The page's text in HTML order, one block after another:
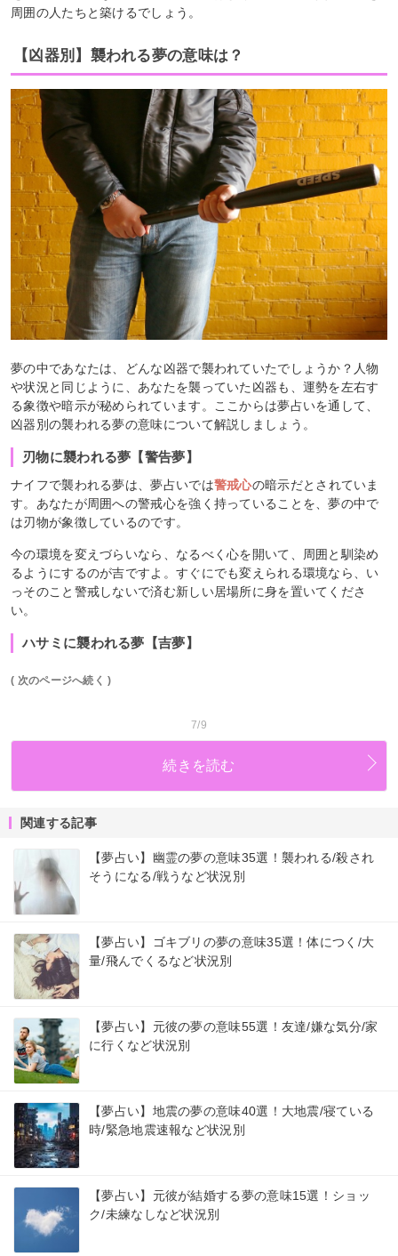
周囲の人たちと築けるでしょう。
【凶器別】襲われる夢の意味は？
夢の中であなたは、どんな凶器で襲われていたでしょうか？人物
や状況と同じように、あなたを襲っていた凶器も、運勢を左右す
る象徴や暗示が秘められています。ここからは夢占いを通して、
凶器別の襲われる夢の意味について解説しましょう。
刃物に襲われる夢【警告夢】
ナイフで襲われる夢は、夢占いでは警戒心の暗示だとされていま
す。あなたが周囲への警戒心を強く持っていることを、夢の中で
は刃物が象徴しているのです。
今の環境を変えづらいなら、なるべく心を開いて、周囲と馴染め
るようにするのが吉ですよ。すぐにでも変えられる環境なら、い
っそのこと警戒しないで済む新しい居場所に身を置いてくださ
い。
ハサミに襲われる夢【吉夢】
( 次のページへ続く )
7/9
続きを読む
関連する記事
【夢占い】幽霊の夢の意味35選！襲われる/殺され
そうになる/戦うなど状況別
【夢占い】ゴキブリの夢の意味35選！体につく/大
量/飛んでくるなど状況別
【夢占い】元彼の夢の意味55選！友達/嫌な気分/家
に行くなど状況別
【夢占い】地震の夢の意味40選！大地震/寝ている
時/緊急地震速報など状況別
【夢占い】元彼が結婚する夢の意味15選！ショッ
ク/未練なしなど状況別